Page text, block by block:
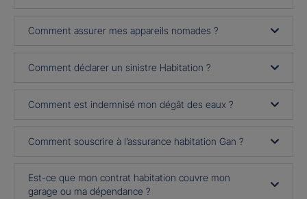
Comment assurer mes appareils nomades ?
Comment déclarer un sinistre Habitation ?
Comment est indemnisé mon dégât des eaux ?
Comment souscrire à l’assurance habitation Gan ?
Est-ce que mon contrat habitation couvre mon
garage ou ma dépendance ?